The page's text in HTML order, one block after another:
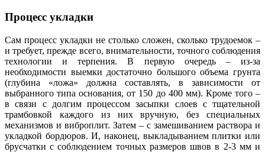
Процесс укладки
Сам процесс укладки не столько сложен, сколько трудоемок –
и требует, прежде всего, внимательности, точного соблюдения
технологии и терпения. В первую очередь – из-за
необходимости выемки достаточно большого объема грунта
(глубина «ложа» должна составлять, в зависимости от
выбранного типа основания, от 150 до 400 мм). Кроме того –
в связи с долгим процессом засыпки слоев с тщательной
трамбовкой каждого из них вручную, без специальных
механизмов и виброплит. Затем – с замешиванием раствора и
укладкой бордюров. И, наконец, выкладыванием плитки или
брусчатки с соблюдением точных размеров швов в 2-3 мм и